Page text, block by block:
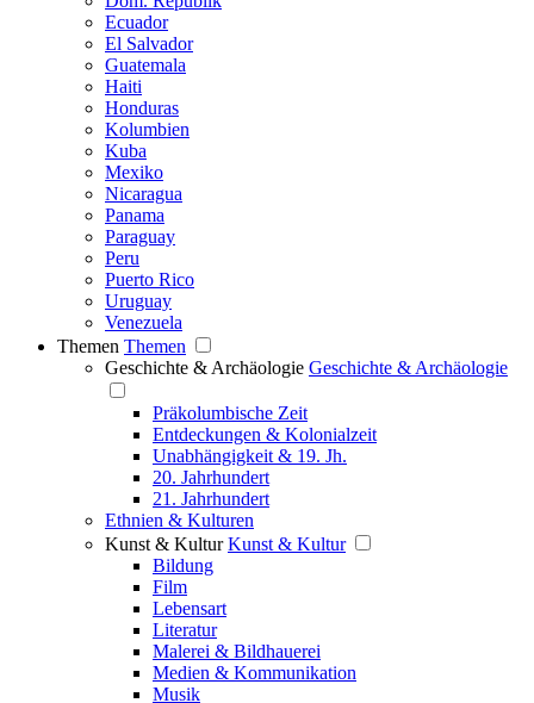
Ecuador
El Salvador
Guatemala
Haiti
Honduras
Kolumbien
Kuba
Mexiko
Nicaragua
Panama
Paraguay
Peru
Puerto Rico
Uruguay
Venezuela
Themen Themen
Geschichte & Archäologie Geschichte & Archäologie
Präkolumbische Zeit
Entdeckungen & Kolonialzeit
Unabhängigkeit & 19. Jh.
20. Jahrhundert
21. Jahrhundert
Ethnien & Kulturen
Kunst & Kultur Kunst & Kultur
Bildung
Film
Lebensart
Literatur
Malerei & Bildhauerei
Medien & Kommunikation
Musik